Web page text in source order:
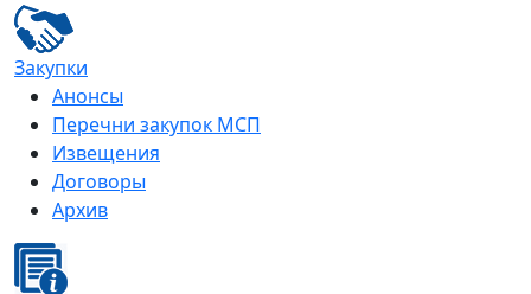
Закупки
Анонсы
Перечни закупок МСП
Извещения
Договоры
Архив